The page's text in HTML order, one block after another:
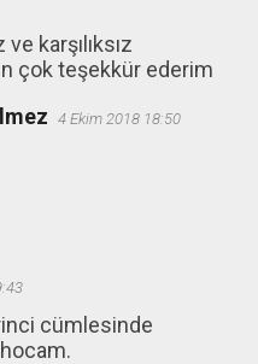
ve karşılıksız
çok teşekkür ederim
4 Ekim 2018 18:50
cümlesinde